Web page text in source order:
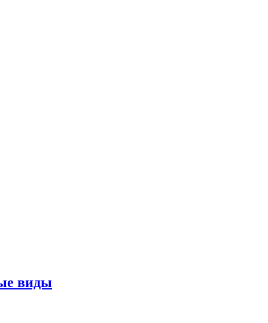
виды